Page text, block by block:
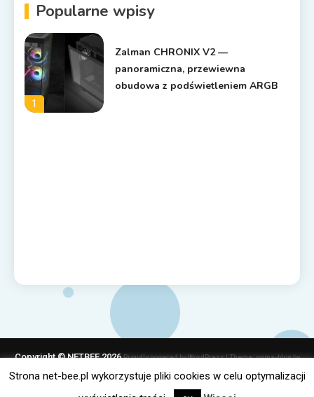
Popularne wpisy
1
Zalman CHRONIX V2 —
panoramiczna, przewiewna
obudowa z podświetleniem ARGB
Copyright © NETBEE 2026Proudly powered by WordPress|Theme: ogma-blog by
Mystery Themes
Polityka Cookies
Strona net-bee.pl wykorzystuje pliki cookies w celu optymalizacji